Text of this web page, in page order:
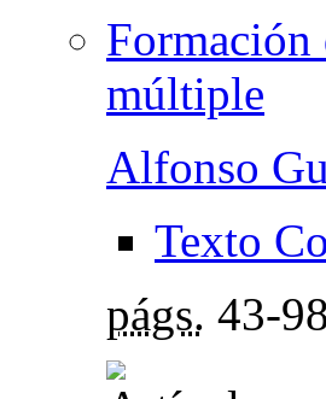
Formación
múltiple
Alfonso
Texto
págs. 43-98